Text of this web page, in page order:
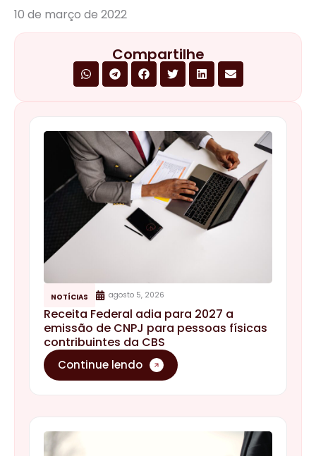
NOTÍCIAS agosto 5, 2026
Receita Federal adia para 2027 a
emissão de CNPJ para pessoas físicas
contribuintes da CBS
Continue lendo
10 de março de 2022
Compartilhe